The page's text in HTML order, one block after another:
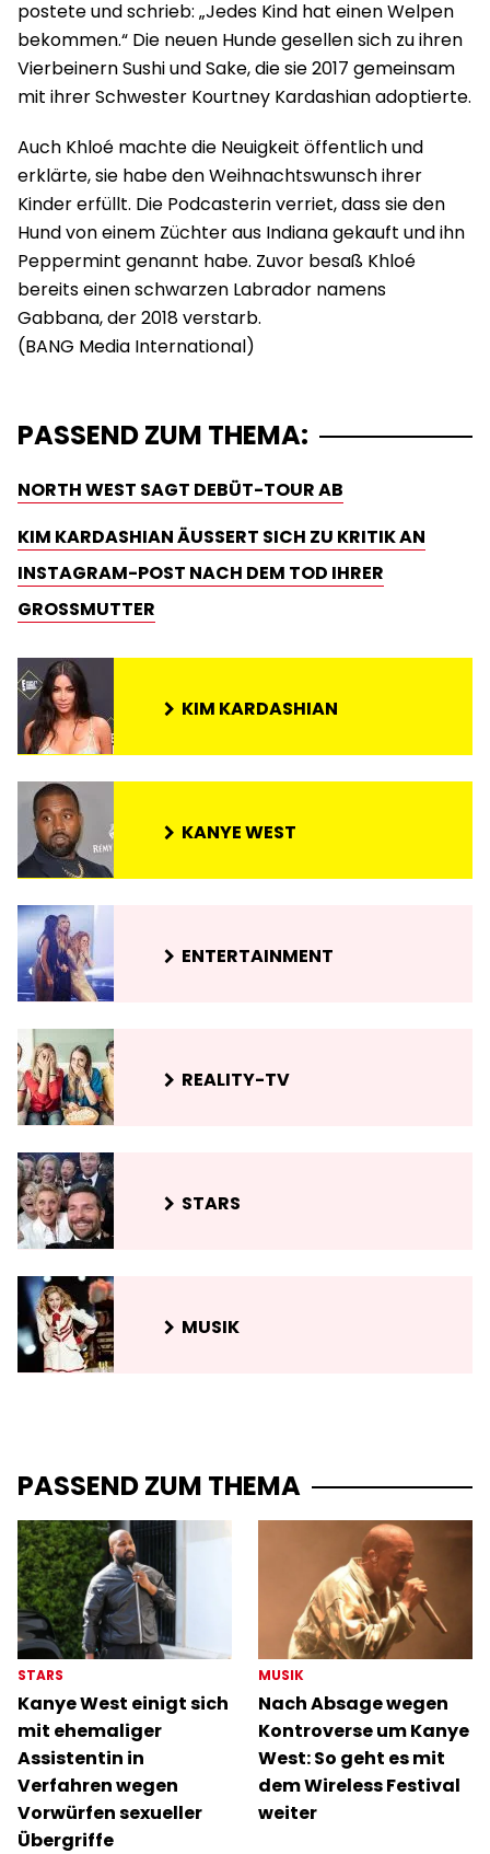
postete und schrieb: „Jedes Kind hat einen Welpen
bekommen.“ Die neuen Hunde gesellen sich zu ihren
Vierbeinern Sushi und Sake, die sie 2017 gemeinsam
mit ihrer Schwester Kourtney Kardashian adoptierte.
Auch Khloé machte die Neuigkeit öffentlich und
erklärte, sie habe den Weihnachtswunsch ihrer
Kinder erfüllt. Die Podcasterin verriet, dass sie den
Hund von einem Züchter aus Indiana gekauft und ihn
Peppermint genannt habe. Zuvor besaß Khloé
bereits einen schwarzen Labrador namens
Gabbana, der 2018 verstarb.
PASSEND ZUM THEMA:
NORTH WEST SAGT DEBÜT-TOUR AB
KIM KARDASHIAN ÄUSSERT SICH ZU KRITIK AN I
NSTAGRAM-POST NACH DEM TOD IHRER G
ROSSMUTTER
KIM KARDASHIAN
KANYE WEST
ENTERTAINMENT
REALITY-TV
STARS
MUSIK
PASSEND ZUM THEMA
STARS
Kanye West einigt sich
mit ehemaliger
Assistentin in
Verfahren wegen
Vorwürfen sexueller
Übergriffe
MUSIK
Nach Absage wegen
Kontroverse um Kanye
West: So geht es mit
dem Wireless Festival
weiter